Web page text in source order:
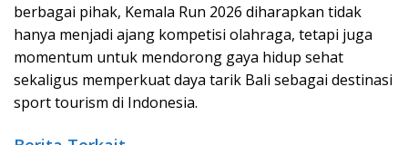
berbagai pihak, Kemala Run 2026 diharapkan tidak
hanya menjadi ajang kompetisi olahraga, tetapi juga
momentum untuk mendorong gaya hidup sehat
sekaligus memperkuat daya tarik Bali sebagai destinasi
sport tourism di Indonesia.